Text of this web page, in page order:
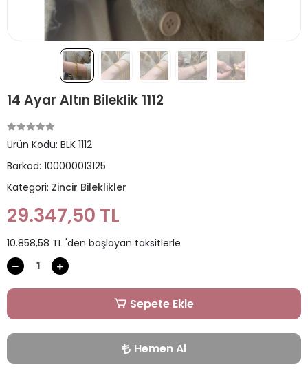
14 Ayar Altın Bileklik 1112
Ürün Kodu: BLK 1112
Barkod: 100000013125
Kategori: Zincir Bileklikler
29.347,50 TL
10.858,58 TL 'den başlayan taksitlerle
Sepete Ekle
Hemen Al